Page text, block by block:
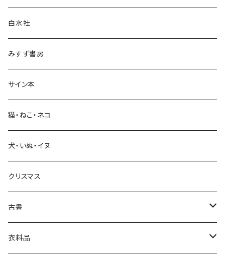
言語・ことば
生活・暮らし
芸術・絵画・写真
絵本・児童書
娯楽・エンターテインメント
白水社
みすず書房
サイン本
猫・ねこ・ネコ
犬・いぬ・イヌ
クリスマス
古書
古書セット
衣料品